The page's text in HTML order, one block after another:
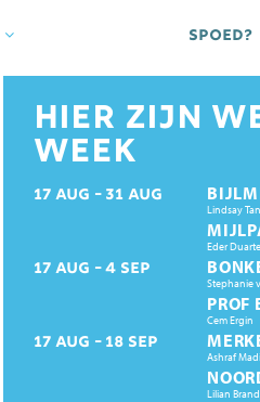
Spoed?
HIER ZIJN
WEEK
17 AUG 31 AUG
Lindsay Tan
Eder Duarte
17 AUG 4 SEP
Stephanie
PROF
Cem Ergin
17 AUG 18 SEP
Ashraf
Lilian